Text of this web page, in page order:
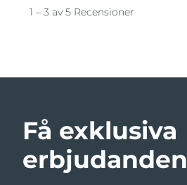
Få exklusiva
erbjudanden